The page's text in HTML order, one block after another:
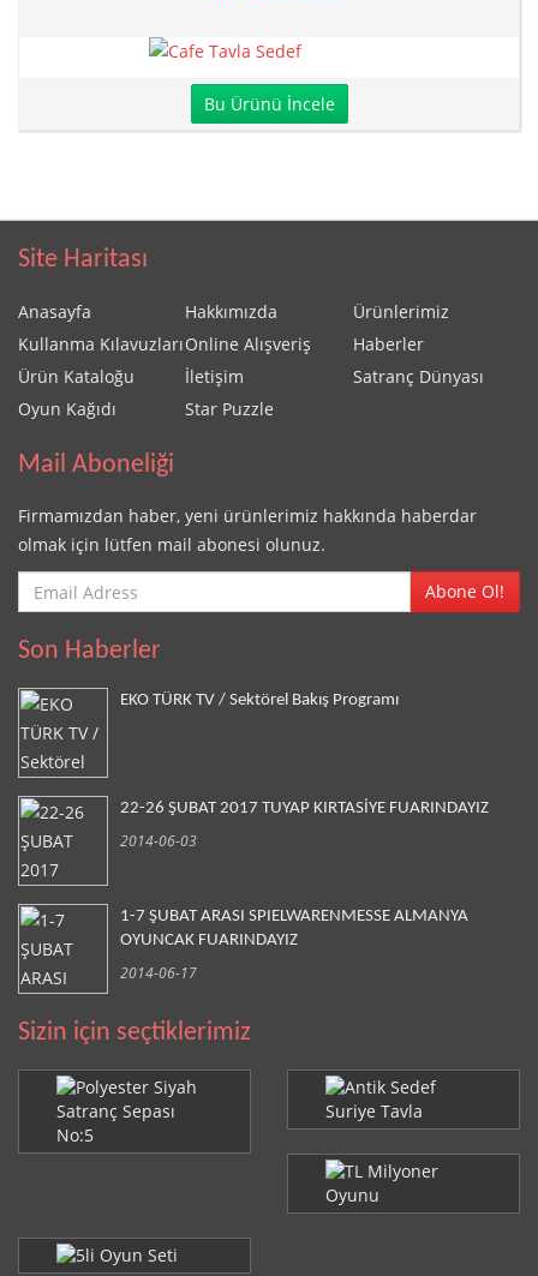
Bu Ürünü İncele
Site Haritası
Anasayfa Hakkımızda
Ürünlerimiz
Kullanma KılavuzlarıOnline Alışveriş
Haberler
Ürün Kataloğu
İletişim
Satranç Dünyası
Oyun Kağıdı
Star Puzzle
Mail Aboneliği
Firmamızdan haber, yeni ürünlerimiz hakkında haberdar
olmak için lütfen mail abonesi olunuz.
Abone Ol!
Son Haberler
EKO TÜRK TV / Sektörel Bakış Programı
22-26 ŞUBAT 2017 TUYAP KIRTASİYE FUARINDAYIZ
2014-06-03
1-7 ŞUBAT ARASI SPIELWARENMESSE ALMANYA
OYUNCAK FUARINDAYIZ
2014-06-17
Sizin için seçtiklerimiz